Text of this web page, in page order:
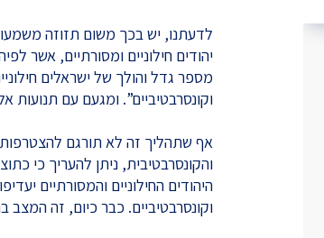
לדעתנו, יש בכך משום תזוזה
יהודים חילוניים ומסורתיים, אשר
מספר גדל והולך של ישראלים
וקונסרבטיביים”. ומגעם עם תנועות
אף שתהליך זה לא תורגם
היהודים החילוניים והמסורתיים
וקונסרבטיביים. כבר כיום, זה